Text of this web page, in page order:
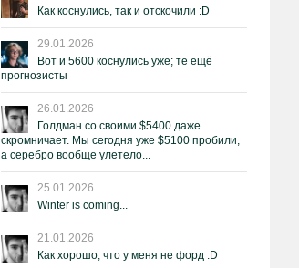
Как коснулись, так и отскочили :D
29.01.2026
Вот и 5600 коснулись уже; те ещё
прогнозисты
26.01.2026
Голдман со своими $5400 даже
скромничает. Мы сегодня уже $5100 пробили,
а серебро вообще улетело...
25.01.2026
Winter is coming...
21.01.2026
Как хорошо, что у меня не форд :D